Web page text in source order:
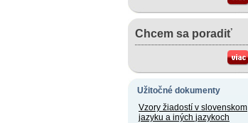
Chcem sa poradiť
Užitočné dokumenty
Vzory žiadostí v slovenskom
jazyku a iných jazykoch